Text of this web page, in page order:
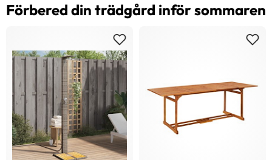
Förbered din trädgård inför sommaren